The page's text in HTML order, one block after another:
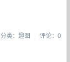
分类：趣图 | 评论：0